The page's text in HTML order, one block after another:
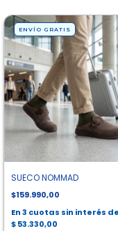
ENVÍO GRATIS
SUECO NOMMAD
$159.990,00